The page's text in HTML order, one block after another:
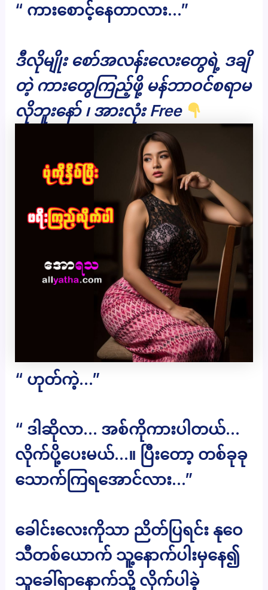
“ ကားစောင့်နေတာလား…”
ဒီလိုမျိုး စော်အလန်းလေးတွေရဲ့ ဒချိ
တဲ့ ကားတွေကြည့်ဖို့ မန်ဘာဝင်စရာမ
လိုဘူးနော် ၊ အားလုံး Free
“ ဟုတ်ကဲ့…”
“ ဒါဆိုလာ… အစ်ကိုကားပါတယ်…
လိုက်ပို့ပေးမယ်…။ ပြီးတော့ တစ်ခုခု
သောက်ကြရအောင်လား…”
ခေါင်းလေးကိုသာ ညိတ်ပြရင်း နုဝေ
သီတစ်ယောက် သူ့နောက်ပါးမှနေ၍
သူခေါ်ရာနောက်သို့ လိုက်ပါခဲ့